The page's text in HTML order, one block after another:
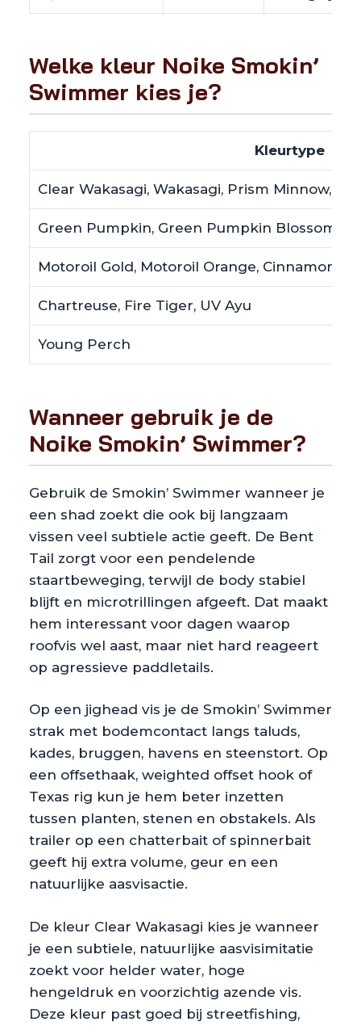
Welke kleur Noike Smokin’
Swimmer kies je?
Kleurtype
Clear Wakasagi, Wakasagi, Prism Minnow,
Green Pumpkin, Green Pumpkin Blossom,
Motoroil Gold, Motoroil Orange, Cinnamon
Chartreuse, Fire Tiger, UV Ayu
Young Perch
Wanneer gebruik je de
Noike Smokin’ Swimmer?
Gebruik de Smokin’ Swimmer wanneer je
een shad zoekt die ook bij langzaam
vissen veel subtiele actie geeft. De Bent
Tail zorgt voor een pendelende
staartbeweging, terwijl de body stabiel
blijft en microtrillingen afgeeft. Dat maakt
hem interessant voor dagen waarop
roofvis wel aast, maar niet hard reageert
op agressieve paddletails.
Op een jighead vis je de Smokin’ Swimmer
strak met bodemcontact langs taluds,
kades, bruggen, havens en steenstort. Op
een offsethaak, weighted offset hook of
Texas rig kun je hem beter inzetten
tussen planten, stenen en obstakels. Als
trailer op een chatterbait of spinnerbait
geeft hij extra volume, geur en een
natuurlijke aasvisactie.
De kleur Clear Wakasagi kies je wanneer
je een subtiele, natuurlijke aasvisimitatie
zoekt voor helder water, hoge
hengeldruk en voorzichtig azende vis.
Deze kleur past goed bij streetfishing,